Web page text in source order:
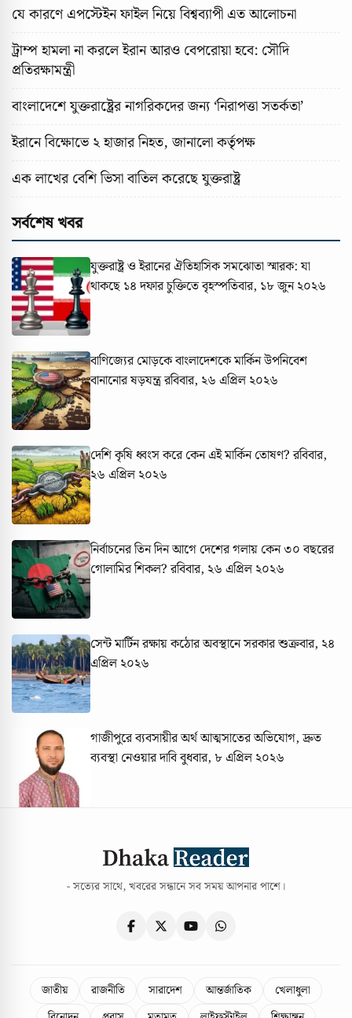
যে কারণে এপস্টেইন ফাইল নিয়ে বিশ্বব্যাপী এত আলোচনা
ট্রাম্প হামলা না করলে ইরান আরও বেপরোয়া হবে: সৌদি
প্রতিরক্ষামন্ত্রী
বাংলাদেশে যুক্তরাষ্ট্রের নাগরিকদের জন্য ‘নিরাপত্তা সতর্কতা’
ইরানে বিক্ষোভে ২ হাজার নিহত, জানালো কর্তৃপক্ষ
এক লাখের বেশি ভিসা বাতিল করেছে যুক্তরাষ্ট্র
সর্বশেষ খবর
যুক্তরাষ্ট্র ও ইরানের ঐতিহাসিক সমঝোতা স্মারক: যা
থাকছে ১৪ দফার চুক্তিতেবৃহস্পতিবার, ১৮ জুন ২০২৬
বাণিজ্যের মোড়কে বাংলাদেশকে মার্কিন উপনিবেশ
বানানোর ষড়যন্ত্ররবিবার, ২৬ এপ্রিল ২০২৬
দেশি কৃষি ধ্বংস করে কেন এই মার্কিন তোষণ? রবিবার,
২৬ এপ্রিল ২০২৬
নির্বাচনের তিন দিন আগে দেশের গলায় কেন ৩০ বছরের
গোলামির শিকল? রবিবার, ২৬ এপ্রিল ২০২৬
সেন্ট মার্টিন রক্ষায় কঠোর অবস্থানে সরকারশুক্রবার, ২৪
এপ্রিল ২০২৬
গাজীপুরে ব্যবসায়ীর অর্থ আত্মসাতের অভিযোগ, দ্রুত
ব্যবস্থা নেওয়ার দাবিবুধবার, ৮ এপ্রিল ২০২৬
- সত্যের সাথে, খবরের সন্ধানে সব সময় আপনার পাশে।
জাতীয় রাজনীতি সারাদেশ আন্তর্জাতিক
খেলাধুলা